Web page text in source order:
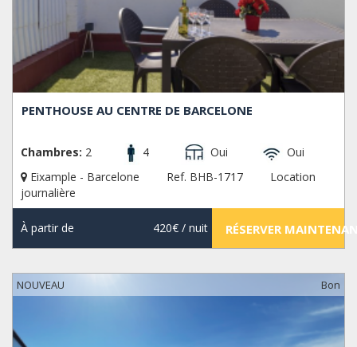
PENTHOUSE AU CENTRE DE BARCELONE
Chambres: 2 4 Oui
Oui
Eixample - Barcelone
Ref. BHB-1717
Location
journalière
À partir de 420€/ nuit RÉSERVER
NOUVEAU Bon